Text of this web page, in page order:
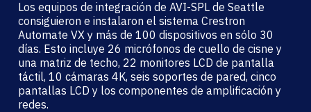
Los equipos de integración de AVI-SPL de Seattle
consiguieron e instalaron el sistema Crestron
Automate VX y más de 100 dispositivos en sólo 30
días. Esto incluye 26 micrófonos de cuello de cisne y
una matriz de techo, 22 monitores LCD de pantalla
táctil, 10 cámaras 4K, seis soportes de pared, cinco
pantallas LCD y los componentes de amplificación y
redes.